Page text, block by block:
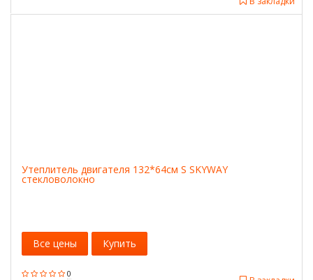
Утеплитель двигателя 132*64см S SKYWAY
стекловолокно
0
Все цены Купить